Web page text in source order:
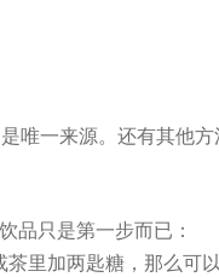
唯一来源。还有其他
品只是第一步而已：
里加两匙糖，那么可